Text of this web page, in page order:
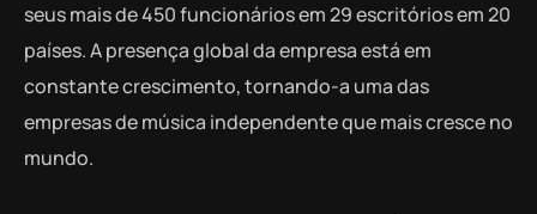
seus mais de 450 funcionários em 29 escritórios em 20
países. A presença global da empresa está em
constante crescimento, tornando-a uma das
empresas de música independente que mais cresce no
mundo.